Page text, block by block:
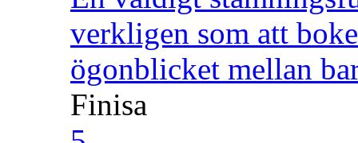
verkligen som att
ögonblicket mellan
Finisa